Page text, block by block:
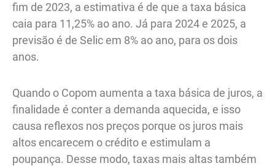
fim de 2023, a estimativa é de que a taxa básica
caia para 11,25% ao ano. Já para 2024 e 2025, a
previsão é de Selic em 8% ao ano, para os dois
anos.
Quando o Copom aumenta a taxa básica de juros, a
finalidade é conter a demanda aquecida, e isso
causa reflexos nos preços porque os juros mais
altos encarecem o crédito e estimulam a
poupança. Desse modo, taxas mais altas também